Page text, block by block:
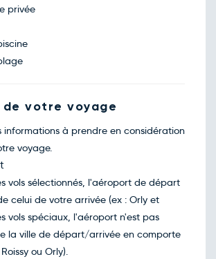
privée
de votre voyage
informations à prendre en considération
voyage.
vols sélectionnés, l'aéroport de départ
celui de votre arrivée (ex : Orly et
vols spéciaux, l'aéroport n'est pas
la ville de départ/arrivée en comporte
ou Orly).